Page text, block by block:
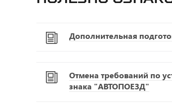
Дополнительная
Отмена требований по
знака "АВТОПОЕЗД"